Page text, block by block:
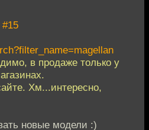
#15
в продаже только у
Хм...интересно,
новые модели :)